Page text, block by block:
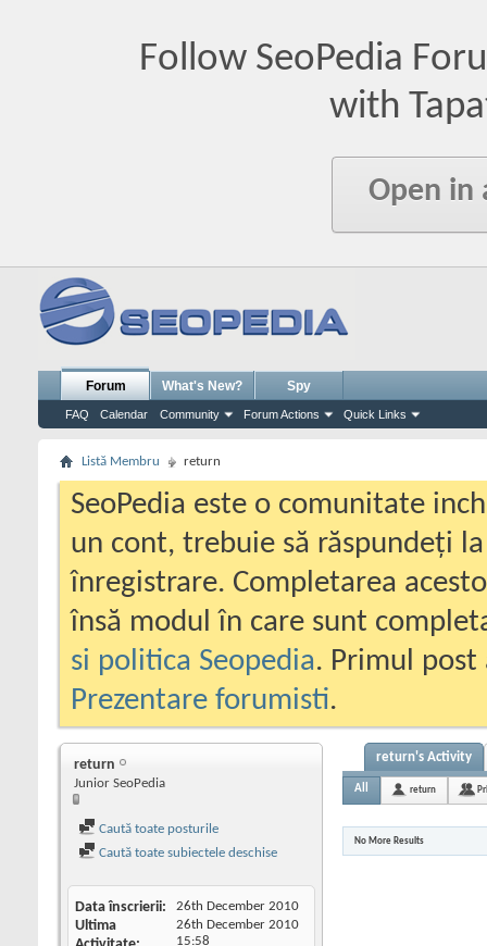
Follow SeoPedia
with
Open in
Forum
FAQ Calendar Community Forum Actions Quick Links
What's New? Spy
Listă Membru return
SeoPedia este o comunitate
un cont, trebuie să răspundeți
înregistrare. Completarea
însă modul în care sunt
si politica Seopedia. Primul
Prezentare forumisti.
return
Junior SeoPedia
Caută toate posturile
Caută toate subiectele deschise
Data înscrierii 26th December 2010
Ultima
26th December 2010
15:58
return's Activity
All return
No More Results